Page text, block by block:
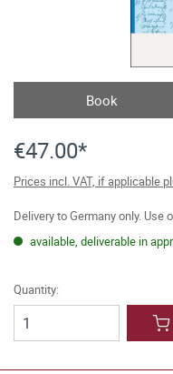
Book
€47.00*
Prices incl. VAT, if applicable
Delivery to Germany only. Use
available, deliverable in
Quantity: